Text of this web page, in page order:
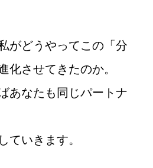
がどうやってこの「分
化させてきたのか。
あなたも同じパートナ
ていきます。